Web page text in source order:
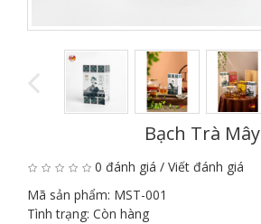
Bạch Trà Mây
0 đánh giá / Viết đánh giá
Mã sản phẩm: MST-001
Tình trạng: Còn hàng